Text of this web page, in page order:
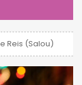
Reis (Salou)